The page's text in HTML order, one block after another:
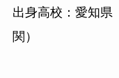
出身高校：愛知県
関）